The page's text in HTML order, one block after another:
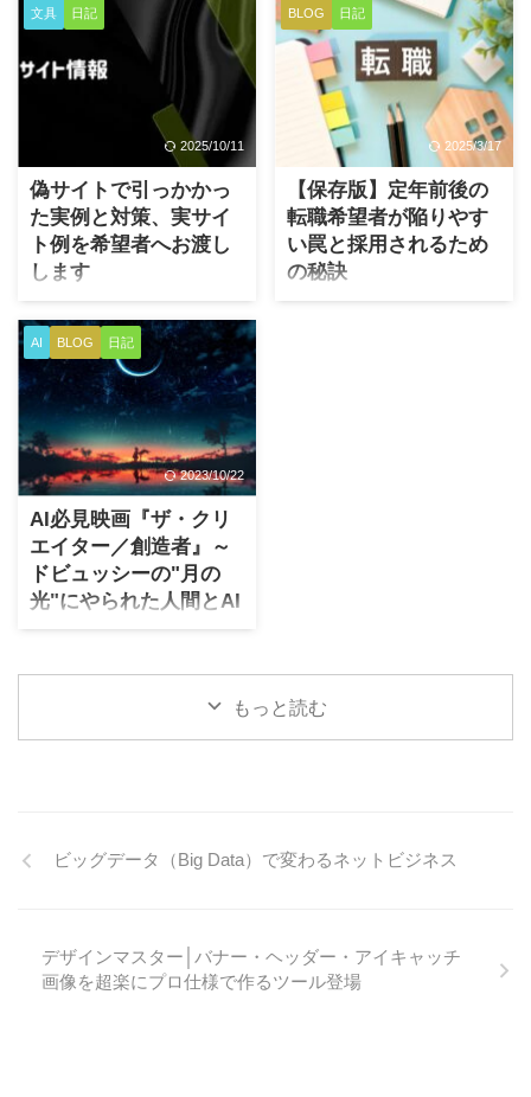
業で少しずつ売上が出てく
る。これは、とてもうれしい
ことです。 会社の給料だけに
頼らず、自分の力で収入を作
れるようになる。アフィリエ
イト、コンテンツ販売、note、
ブログ、メルマガ、各種プラ
ットフォーム販売。 最初はま
ったく売れなかったものが、
少しずつ反応を得るようにな
ると、ようやく自分の道が見
えてきたような気持ちになり
ます。 私自身もそうでした。
元々は10年以上前の出来事で
すが、今年になって世話にな
ってる税理士と会話し、当時
にまとめた資料をいくつか修
正しレビューしてもらったと
こ ...
グで、新しい職場へ移るシニ
ア世代は少なくありません。
しかし、実際には再就職その
ものよりも、その後に新しい
職場へ適応することのほうが
難しいかもしれません。 特
働いてきた人ほど、新しい環
境とのギャップに戸惑うのを
たくさん見てきました。 最
近、幻冬舎ゴールドオンライ
ン記事で、年収1,200万円の元
文具 日記
2025/10/11
偽サイトで引っかかっ
た実例と対策、実サイ
ト例を希望者へお渡し
します
この記事ですが、人の物欲に
つけこんだ偽サイト（詐欺サ
イト）についてお話していま
す。あえてこの話題を『今す
ぐ』お話する理由が出てきた
からです。 実はnote記事にて
以下を投稿したとこ
ろ・・・"KNOX FLUCT～エモ
年使用後のシステム手帳レビ
ュー" この記事で同じKNOX社
のフラグシップモデル第一弾
であるAUTHEN（オーセン）
もご紹介しました。私が所有
ト）と呼ばれるフラグシップ
第二弾のシステム手帳です。
BLOG 日記
2025/3/17
【保存版】定年前後の
転職希望者が陥りやす
い罠と採用されるため
の秘訣
長くお付き合いいただいてい
は人事担当者とともに採用面
接官の仕事も対応していま
AI BLOG 日記
2023/10/22
AI必見映画『ザ・クリ
エイター／創造者』～
ドビュッシーの"月の
光"にやられた人間とAI
の共生と愛！
映画が大好物です。AIについ
画好きもあって、どんなに忙
ています。 映画「ザ・クリエ
イター／創造者」は2023年10
もっと読む
ビッグデータ（Big Data）で変わるネットビジネス
デザインマスター│バナー・ヘッダー・アイキャッチ
画像を超楽にプロ仕様で作るツール登場